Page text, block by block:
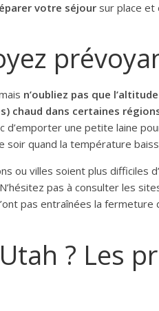
votre séjour sur place et
n’oubliez pas que
chaud dans certaines
d’emporter une petite laine
soir quand la température
ou villes soient plus difficiles
pas à consulter les
pas entraînées la fermeture
? Les